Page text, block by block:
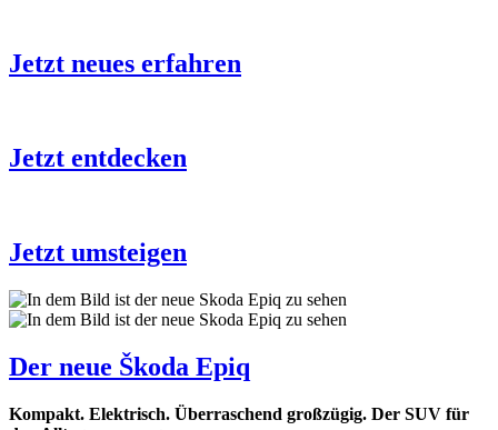
Jetzt neues erfahren
Jetzt entdecken
Jetzt umsteigen
Der neue Škoda Epiq
Kompakt. Elektrisch. Überraschend großzügig. Der SUV für